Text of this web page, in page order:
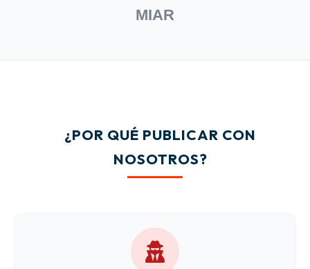
MIAR
¿POR QUÉ PUBLICAR CON
NOSOTROS?